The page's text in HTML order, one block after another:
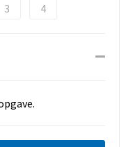
3 4